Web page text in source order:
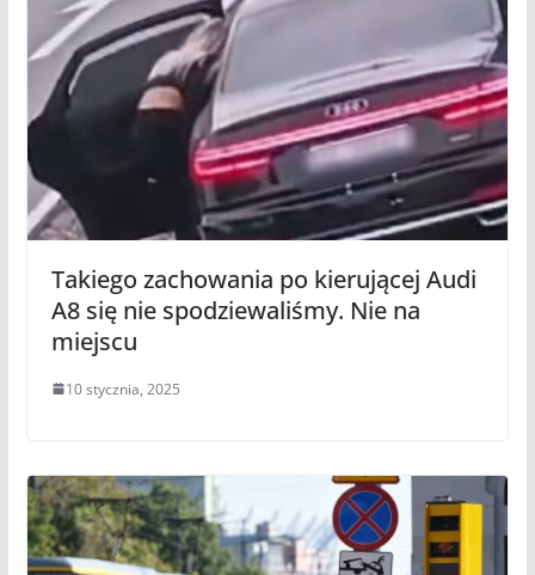
Takiego zachowania po kierującej Audi
A8 się nie spodziewaliśmy. Nie na
miejscu
10 stycznia, 2025